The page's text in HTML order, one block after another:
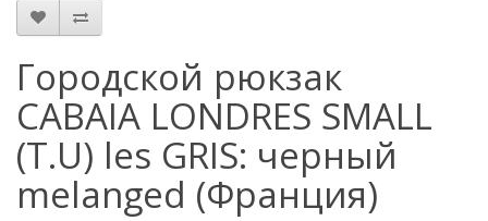
Городской рюкзак
CABAIA LONDRES SMALL
(T.U) les GRIS: черный
melanged (Франция)